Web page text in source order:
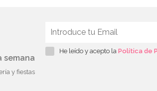
semana
y fiestas
He leído y acepto la Política de